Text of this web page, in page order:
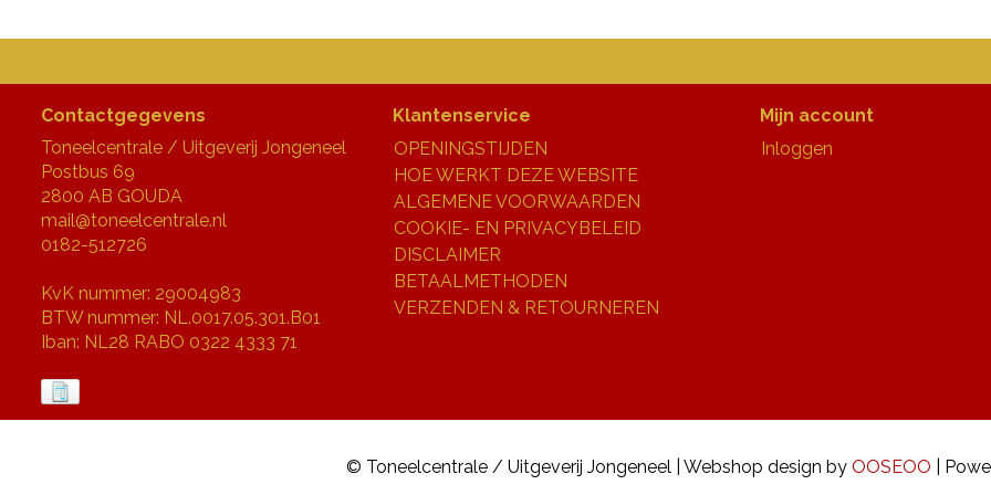
Contactgegevens
Toneelcentrale / Uitgeverij Jongeneel
Postbus 69
2800 AB GOUDA
mail@toneelcentrale.nl
0182-512726
KvK nummer: 29004983
BTW nummer: NL.0017.05.301.B01
Iban: NL28 RABO 0322 4333 71
Klantenservice
OPENINGSTIJDEN
HOE WERKT DEZE WEBSITE
ALGEMENE VOORWAARDEN
COOKIE- EN PRIVACYBELEID
DISCLAIMER
BETAALMETHODEN
VERZENDEN & RETOURNEREN
Mijn account
Inloggen
© Toneelcentrale / Uitgeverij Jongeneel | Webshop design by OOSEOO |